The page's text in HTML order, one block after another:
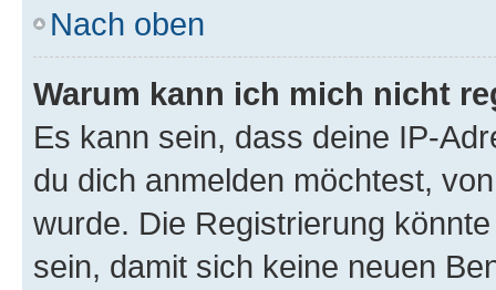
Nach oben
Warum kann ich mich nicht
Es kann sein, dass deine IP-
du dich anmelden möchtest,
wurde. Die Registrierung
sein, damit sich keine neuen